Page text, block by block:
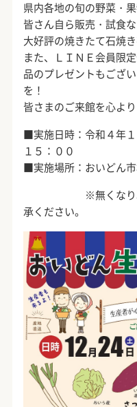
県内各地の旬の野菜・
皆さん自ら販売・試食
大好評の焼きたて石焼
また、ＬＩＮＥ会員限
品のプレゼントもござ
を！
皆さまのご来館を心よ
■実施日時：令和４年
１５：００
■実施場所：おいどん
※無くなり次第終
承ください。